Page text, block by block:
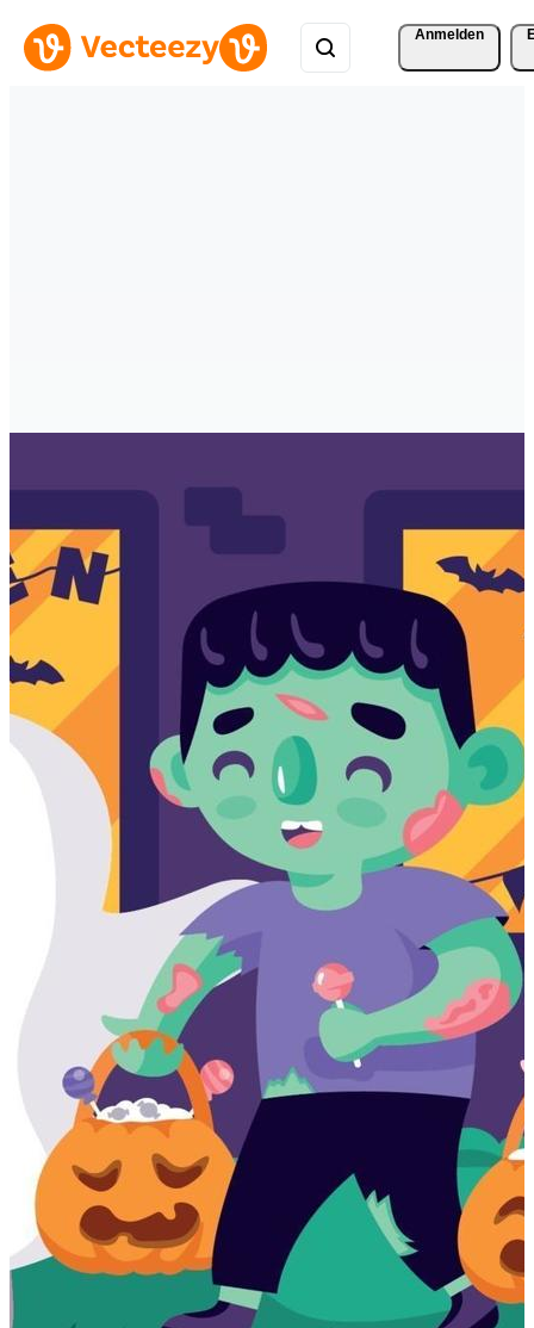
Anmelden